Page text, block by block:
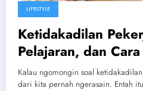
LIFESTYLE
Ketidakadilan
Pelajaran, dan
dengan Kepala
Kalau ngomongin soal
dari kita pernah ngerasain. Entah